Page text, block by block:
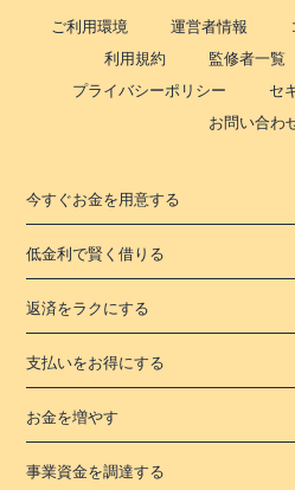
ご利用環境 運営者情報
利用規約
監修者一覧
プライバシーポリシー
セ
お問い合わ
今すぐお金を用意する
低金利で賢く借りる
返済をラクにする
支払いをお得にする
お金を増やす
事業資金を調達する